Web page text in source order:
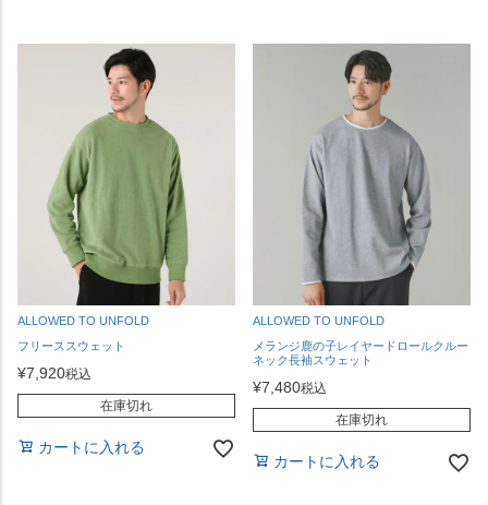
ALLOWED TO UNFOLD
フリーススウェット
¥7,920税込
在庫切れ
カートに入れる
ALLOWED TO UNFOLD
メランジ鹿の子レイヤードロールクルー
ネック長袖スウェット
¥7,480税込
在庫切れ
カートに入れる